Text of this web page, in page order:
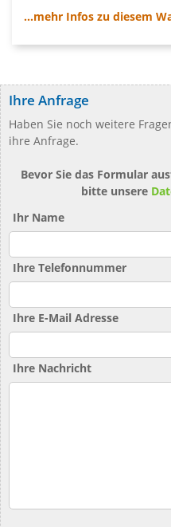
...mehr Infos zu diesem
Ihre Anfrage
Haben Sie noch weitere
ihre Anfrage.
Bevor Sie das Formular
bitte unsere
Ihr Name
Ihre Telefonnummer
Ihre E-Mail Adresse
Ihre Nachricht